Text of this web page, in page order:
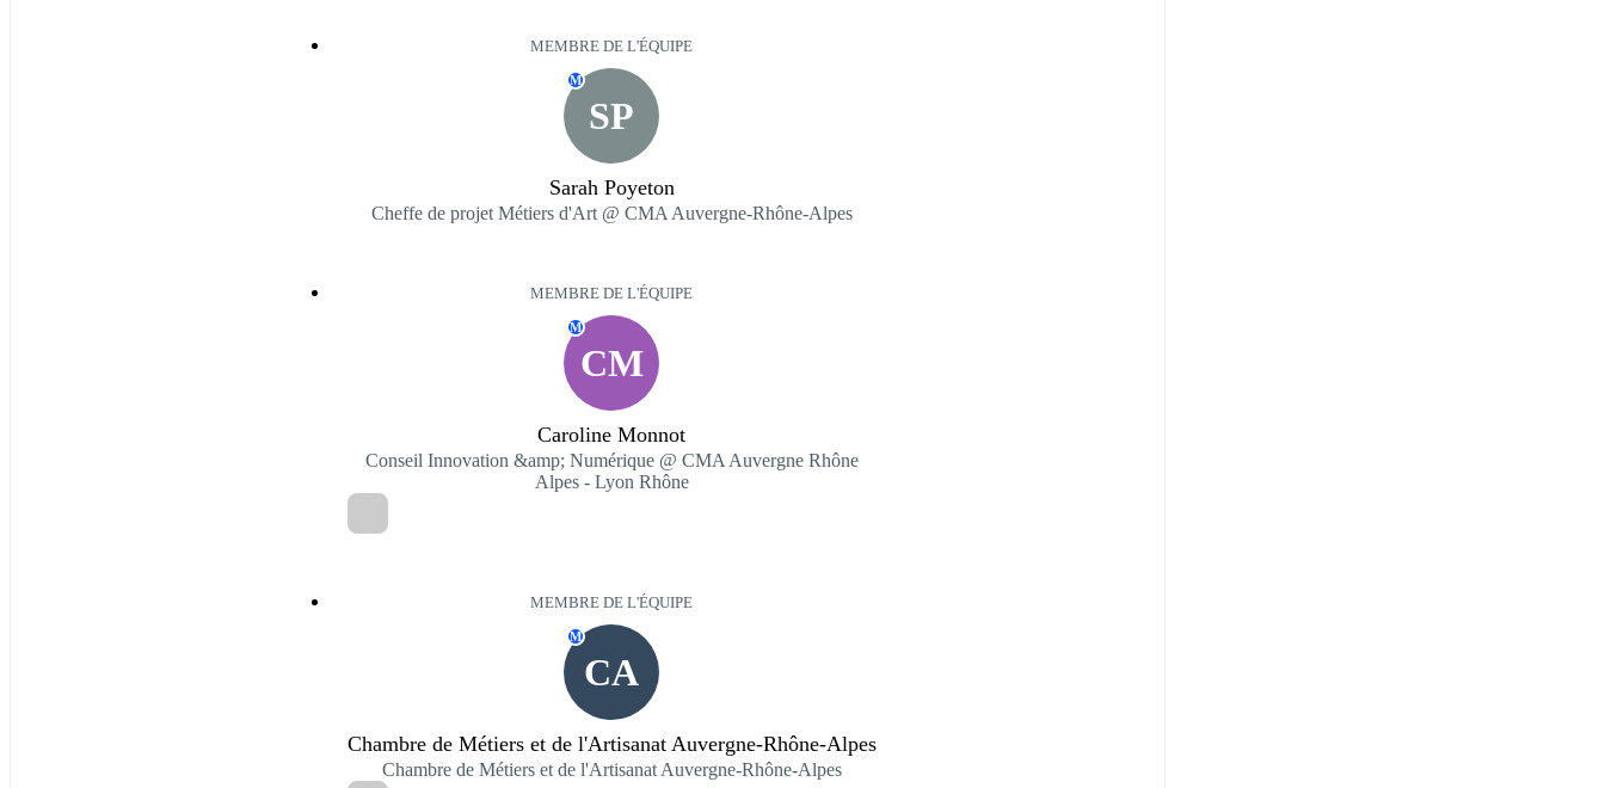
MEMBRE DE L'ÉQUIPE
SP
M
Sarah Poyeton
Cheffe de projet Métiers d'Art @ CMA Auvergne-Rhône-Alpes
MEMBRE DE L'ÉQUIPE
CM
M
Caroline Monnot
Conseil Innovation &amp; Numérique @ CMA Auvergne Rhône
Alpes - Lyon Rhône
MEMBRE DE L'ÉQUIPE
CA
M
Chambre de Métiers et de l'Artisanat Auvergne-Rhône-Alpes
Chambre de Métiers et de l'Artisanat Auvergne-Rhône-Alpes